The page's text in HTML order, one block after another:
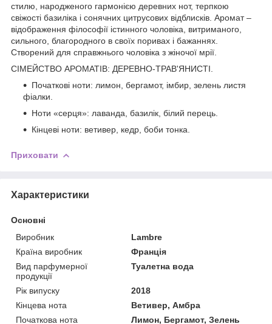
стилю, народженого гармонією деревних нот, терпкою
свіжості базиліка і сонячних цитрусових відблисків. Аромат –
відображення філософії істинного чоловіка, витриманого,
сильного, благородного в своїх поривах і бажаннях.
Створений для справжнього чоловіка з жіночої мрії.
СІМЕЙСТВО АРОМАТІВ: ДЕРЕВНО-ТРАВ'ЯНИСТІ.
Початкові ноти: лимон, бергамот, імбир, зелень листя
фіалки.
Ноти «серця»: лаванда, базилік, білий перець.
Кінцеві ноти: ветивер, кедр, боби тонка.
Приховати
Характеристики
Основні
Виробник
Lambre
Країна виробник
Франція
Вид парфумерної
продукції
Туалетна вода
Рік випуску
2018
Кінцева нота
Ветивер, Амбра
Початкова нота
Лимон, Бергамот, Зелень